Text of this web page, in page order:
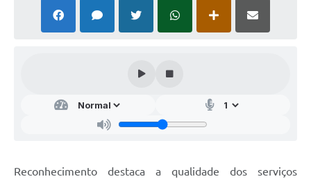
Reconhecimento destaca a qualidade dos serviços